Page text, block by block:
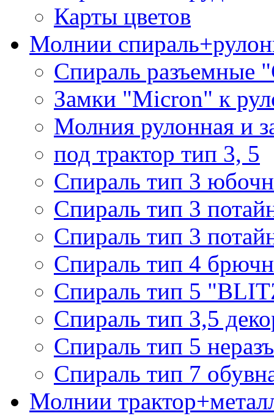
Карты цветов
Молнии
Спираль разъемные
Замки "Micron" к
Молния рулонная и
под трактор тип 3, 5
Спираль тип 3
Спираль тип 3
Спираль тип 3
Спираль тип 4
Спираль тип 5
Спираль тип 3,5
Спираль тип 5
Спираль тип 7
Молнии